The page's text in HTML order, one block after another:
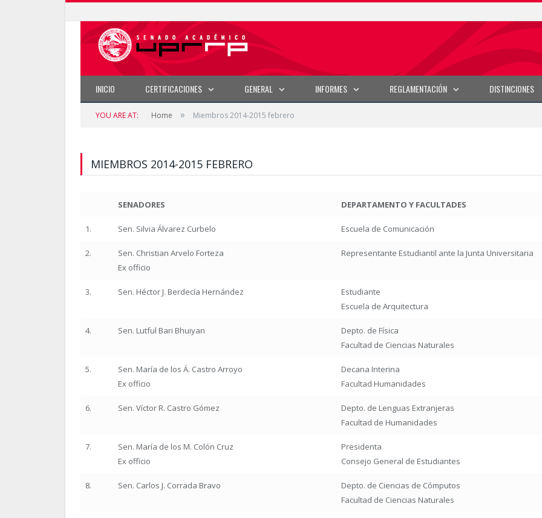
INICIO CERTIFICACIONES GENERAL INFORMES REGLAMENTACIÓN DISTINCIONES
YOU ARE AT: Home » Miembros 2014-2015 febrero
MIEMBROS 2014-2015 FEBRERO
SENADORES DEPARTAMENTO Y FACULTADES
1. Sen. Silvia Álvarez Curbelo Escuela de Comunicación
2.
Sen. Christian Arvelo Forteza
Ex officio
Representante Estudiantil ante la Junta Universitaria
3. Sen. Héctor J. Berdecía Hernández
Estudiante
Escuela de Arquitectura
4. Sen. Lutful Bari Bhuiyan
Depto. de Física
Facultad de Ciencias Naturales
5.
Sen. María de los Á. Castro Arroyo
Ex officio
Decana Interina
Facultad Humanidades
6. Sen. Víctor R. Castro Gómez
Depto. de Lenguas Extranjeras
Facultad de Humanidades
7.
Sen. María de los M. Colón Cruz
Ex officio
Presidenta
Consejo General de Estudiantes
8. Sen. Carlos J. Corrada Bravo
Depto. de Ciencias de Cómputos
Facultad de Ciencias Naturales